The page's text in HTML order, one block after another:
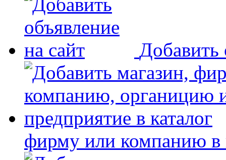
Добавить
фирму или компанию в